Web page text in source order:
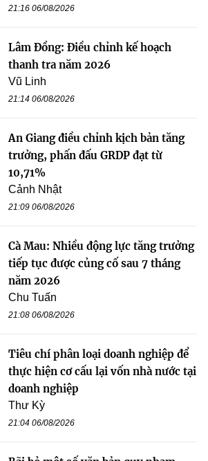
21:16 06/08/2026
Lâm Đồng: Điều chỉnh kế hoạch
thanh tra năm 2026
Vũ Linh
21:14 06/08/2026
An Giang điều chỉnh kịch bản tăng
trưởng, phấn đấu GRDP đạt từ
10,71%
Cảnh Nhật
21:09 06/08/2026
Cà Mau: Nhiều động lực tăng trưởng
tiếp tục được củng cố sau 7 tháng
năm 2026
Chu Tuấn
21:08 06/08/2026
Tiêu chí phân loại doanh nghiệp để
thực hiện cơ cấu lại vốn nhà nước tại
doanh nghiệp
Thư Kỳ
21:04 06/08/2026